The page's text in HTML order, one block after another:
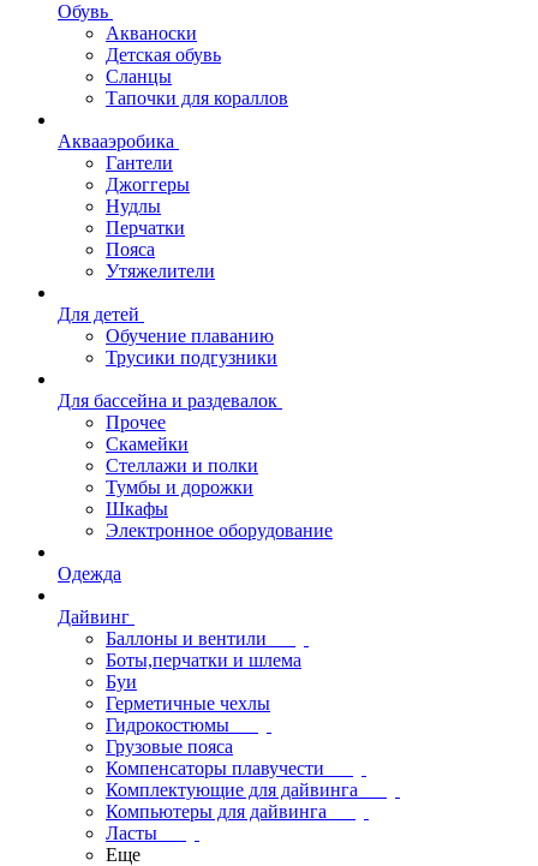
Обувь
Акваноски
Детская обувь
Сланцы
Тапочки для кораллов
Аквааэробика
Гантели
Джоггеры
Нудлы
Перчатки
Пояса
Утяжелители
Для детей
Обучение плаванию
Трусики подгузники
Для бассейна и раздевалок
Прочее
Скамейки
Стеллажи и полки
Тумбы и дорожки
Шкафы
Электронное оборудование
Одежда
Дайвинг
Баллоны и вентили
Боты,перчатки и шлема
Буи
Герметичные чехлы
Гидрокостюмы
Грузовые пояса
Компенсаторы плавучести
Комплектующие для дайвинга
Компьютеры для дайвинга
Ласты
Еще